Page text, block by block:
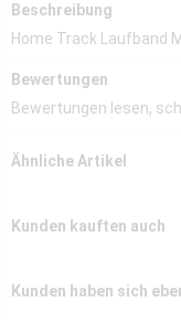
Beschreibung
Home Track Laufband
Bewertungen
Bewertungen lesen,
Ähnliche Artikel
Kunden kauften auch
Kunden haben sich